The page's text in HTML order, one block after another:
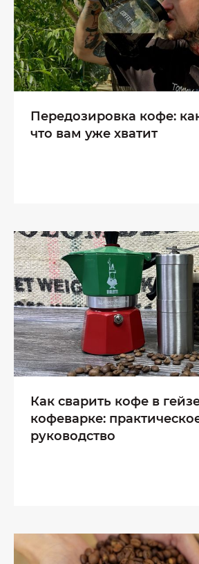
Передозировка кофе:
что вам уже хватит
Как сварить кофе в
кофеварке:
руководство